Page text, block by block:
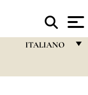
ITALIANO